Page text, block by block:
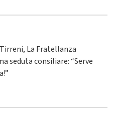
Tirreni, La Fratellanza
seduta consiliare: “Serve